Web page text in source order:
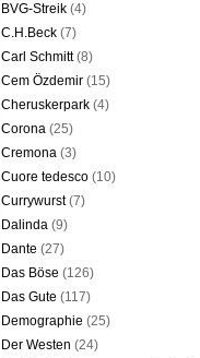
BVG-Streik (4)
C.H.Beck (7)
Carl Schmitt(8)
Cem Özdemir (15)
Cheruskerpark (4)
Corona (25)
Cremona (3)
Cuore tedesco (10)
Currywurst(7)
Dalinda (9)
Dante (27)
Das Böse (126)
Das Gute (117)
Demographie (25)
Der Westen (24)